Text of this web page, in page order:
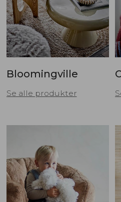
Bloomingville
Se alle produkter